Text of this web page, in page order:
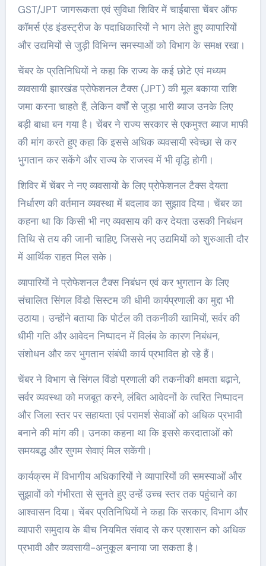
GST/JPT जागरूकता एवं सुविधा शिविर में चाईबासा चेंबर ऑफ
कॉमर्स एंड इंडस्ट्रीज के पदाधिकारियों ने भाग लेते हुए व्यापारियों
और उद्यमियों से जुड़ी विभिन्न समस्याओं को विभाग के समक्ष रखा।
चेंबर के प्रतिनिधियों ने कहा कि राज्य के कई छोटे एवं मध्यम
व्यवसायी झारखंड प्रोफेशनल टैक्स (JPT) की मूल बकाया राशि
जमा करना चाहते हैं, लेकिन वर्षों से जुड़ा भारी ब्याज उनके लिए
बड़ी बाधा बन गया है। चेंबर ने राज्य सरकार से एकमुश्त ब्याज माफी
की मांग करते हुए कहा कि इससे अधिक व्यवसायी स्वेच्छा से कर
भुगतान कर सकेंगे और राज्य के राजस्व में भी वृद्धि होगी।
शिविर में चेंबर ने नए व्यवसायों के लिए प्रोफेशनल टैक्स देयता
निर्धारण की वर्तमान व्यवस्था में बदलाव का सुझाव दिया। चेंबर का
कहना था कि किसी भी नए व्यवसाय की कर देयता उसकी निबंधन
तिथि से तय की जानी चाहिए, जिससे नए उद्यमियों को शुरुआती दौर
में आर्थिक राहत मिल सके।
व्यापारियों ने प्रोफेशनल टैक्स निबंधन एवं कर भुगतान के लिए
संचालित सिंगल विंडो सिस्टम की धीमी कार्यप्रणाली का मुद्दा भी
उठाया। उन्होंने बताया कि पोर्टल की तकनीकी खामियों, सर्वर की
धीमी गति और आवेदन निष्पादन में विलंब के कारण निबंधन,
संशोधन और कर भुगतान संबंधी कार्य प्रभावित हो रहे हैं।
चेंबर ने विभाग से सिंगल विंडो प्रणाली की तकनीकी क्षमता बढ़ाने,
सर्वर व्यवस्था को मजबूत करने, लंबित आवेदनों के त्वरित निष्पादन
और जिला स्तर पर सहायता एवं परामर्श सेवाओं को अधिक प्रभावी
बनाने की मांग की। उनका कहना था कि इससे करदाताओं को
समयबद्ध और सुगम सेवाएं मिल सकेंगी।
कार्यक्रम में विभागीय अधिकारियों ने व्यापारियों की समस्याओं और
सुझावों को गंभीरता से सुनते हुए उन्हें उच्च स्तर तक पहुंचाने का
आश्वासन दिया। चेंबर प्रतिनिधियों ने कहा कि सरकार, विभाग और
व्यापारी समुदाय के बीच नियमित संवाद से कर प्रशासन को अधिक
प्रभावी और व्यवसायी-अनुकूल बनाया जा सकता है।